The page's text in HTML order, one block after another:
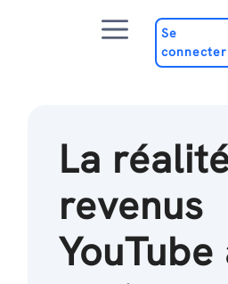
Menu
Se
connecter
La
revenus
YouTube